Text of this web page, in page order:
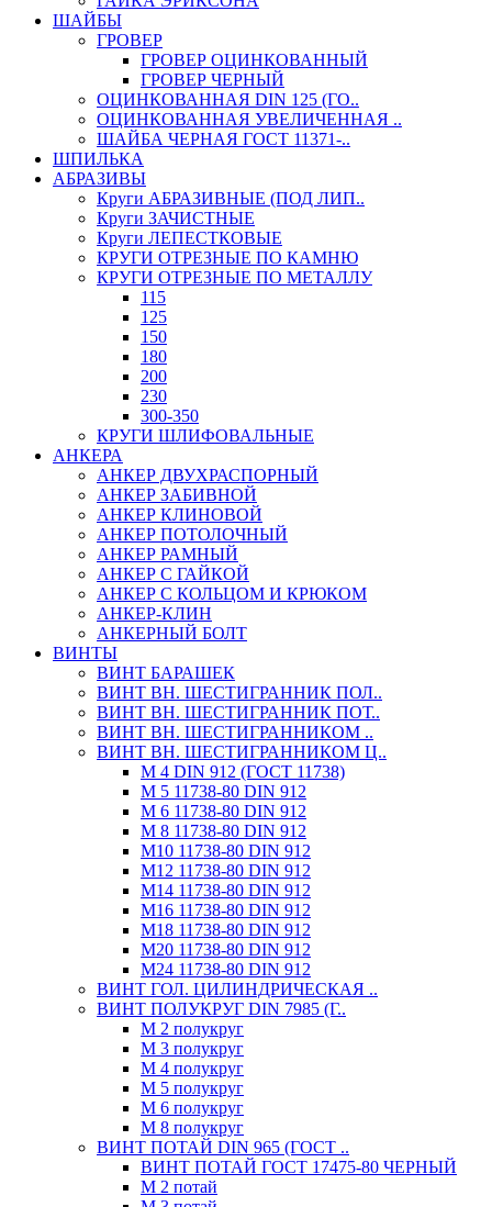
ШАЙБЫ
ГРОВЕР
ГРОВЕР ОЦИНКОВАННЫЙ
ГРОВЕР ЧЕРНЫЙ
ОЦИНКОВАННАЯ DIN 125 (ГО..
ОЦИНКОВАННАЯ УВЕЛИЧЕННАЯ ..
ШАЙБА ЧЕРНАЯ ГОСТ 11371-..
ШПИЛЬКА
АБРАЗИВЫ
Круги АБРАЗИВНЫЕ (ПОД ЛИП..
Круги ЗАЧИСТНЫЕ
Круги ЛЕПЕСТКОВЫЕ
КРУГИ ОТРЕЗНЫЕ ПО КАМНЮ
КРУГИ ОТРЕЗНЫЕ ПО МЕТАЛЛУ
115
125
150
180
200
230
300-350
КРУГИ ШЛИФОВАЛЬНЫЕ
АНКЕРА
АНКЕР ДВУХРАСПОРНЫЙ
АНКЕР ЗАБИВНОЙ
АНКЕР КЛИНОВОЙ
АНКЕР ПОТОЛОЧНЫЙ
АНКЕР РАМНЫЙ
АНКЕР С ГАЙКОЙ
АНКЕР С КОЛЬЦОМ И КРЮКОМ
АНКЕР-КЛИН
АНКЕРНЫЙ БОЛТ
ВИНТЫ
ВИНТ БАРАШЕК
ВИНТ ВН. ШЕСТИГРАННИК ПОЛ..
ВИНТ ВН. ШЕСТИГРАННИК ПОТ..
ВИНТ ВН. ШЕСТИГРАННИКОМ ..
ВИНТ ВН. ШЕСТИГРАННИКОМ Ц..
М 4 DIN 912 (ГОСТ 11738)
М 5 11738-80 DIN 912
М 6 11738-80 DIN 912
М 8 11738-80 DIN 912
М10 11738-80 DIN 912
М12 11738-80 DIN 912
М14 11738-80 DIN 912
М16 11738-80 DIN 912
М18 11738-80 DIN 912
М20 11738-80 DIN 912
М24 11738-80 DIN 912
ВИНТ ГОЛ. ЦИЛИНДРИЧЕСКАЯ ..
ВИНТ ПОЛУКРУГ DIN 7985 (Г..
М 2 полукруг
М 3 полукруг
М 4 полукруг
М 5 полукруг
М 6 полукруг
М 8 полукруг
ВИНТ ПОТАЙ DIN 965 (ГОСТ ..
ВИНТ ПОТАЙ ГОСТ 17475-80 ЧЕРНЫЙ
М 2 потай